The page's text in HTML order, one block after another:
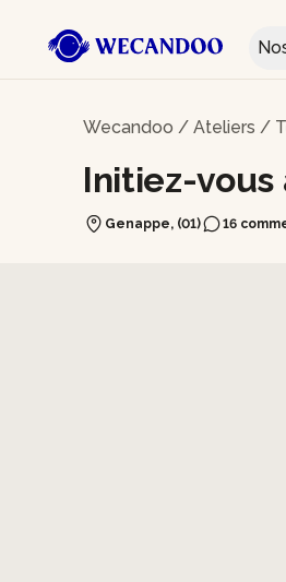
Wecandoo / Ateliers /
Initiez-
Genappe, (01) 16